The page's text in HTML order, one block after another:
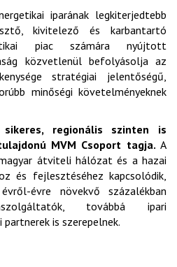
iparának legkiterjedtebb
kivitelező és karbantartó
piac számára nyújtott
közvetlenül befolyásolja az
stratégiai jelentőségű,
minőségi követelményeknek
regionális szinten is
MVM Csoport tagja. A
átviteli hálózat és a hazai
és fejlesztéséhez kapcsolódik,
évre növekvő százalékban
továbbá ipari
is szerepelnek.